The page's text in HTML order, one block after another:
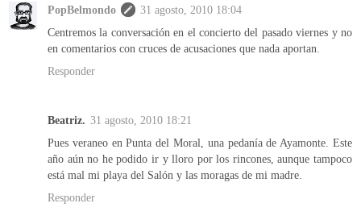
PopBelmondo
31 agosto, 2010 18:04
Centremos la conversación en el concierto del pasado viernes y no
en comentarios con cruces de acusaciones que nada aportan.
Responder
Beatriz. 31 agosto, 2010 18:21
Pues veraneo en Punta del Moral, una pedanía de Ayamonte. Este
año aún no he podido ir y lloro por los rincones, aunque tampoco
está mal mi playa del Salón y las moragas de mi madre.
Responder